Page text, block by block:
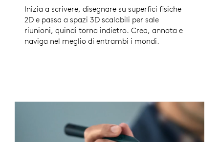
Inizia a scrivere, disegnare su superfici fisiche
2D e passa a spazi 3D scalabili per sale
riunioni, quindi torna indietro. Crea, annota e
naviga nel meglio di entrambi i mondi.